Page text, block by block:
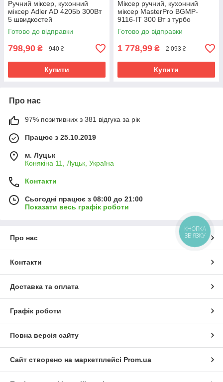
Ручний міксер, кухонний
міксер Adler AD 4205b 300Вт
5 швидкостей
Готово до відправки
798,90 ₴ 940 ₴
Купити
Міксер ручний, кухонний
міксер MasterPro BGMP-
9116-IT 300 Вт з турбо
Готово до відправки
1 778,99 ₴ 2 093 ₴
Купити
Про нас
97% позитивних з 381 відгука за рік
Працює з 25.10.2019
м. Луцьк
Конякіна 11, Луцьк, Україна
Контакти
Сьогодні працює з 08:00 до 21:00
Показати весь графік роботи
Про нас
Контакти
Доставка та оплата
Графік роботи
Повна версія сайту
Сайт створено на маркетплейсі Prom.ua
КНОПКА
ЗВ'ЯЗКУ